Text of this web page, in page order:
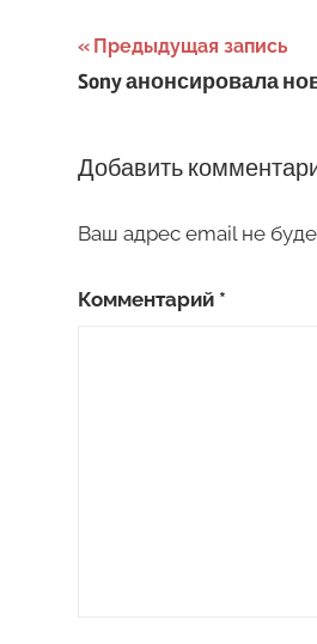
Навигация
по
Предыдущая запись
Sony анонсировала
Добавить
Ваш адрес email не
Комментарий *